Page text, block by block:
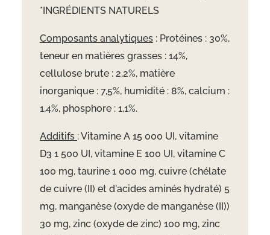
*INGRÉDIENTS NATURELS
Composants analytiques: Protéines : 30%,
teneur en matières grasses : 14%,
cellulose brute : 2,2%, matière
inorganique : 7,5%, humidité : 8%, calcium :
1,4%, phosphore : 1,1%.
Additifs : Vitamine A 15 000 UI, vitamine
D3 1 500 UI, vitamine E 100 UI, vitamine C
100 mg, taurine 1 000 mg, cuivre (chélate
de cuivre (II) et d'acides aminés hydraté) 5
mg, manganèse (oxyde de manganèse (II))
30 mg, zinc (oxyde de zinc) 100 mg, zinc